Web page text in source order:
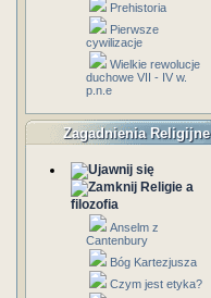
Prehistoria
Pierwsze
cywilizacje
Wielkie rewolucje
duchowe VII - IV w.
p.n.e
Zagadnienia Religijne
Religie a
filozofia
Anselm z
Cantenbury
Bóg Kartezjusza
Czym jest etyka?